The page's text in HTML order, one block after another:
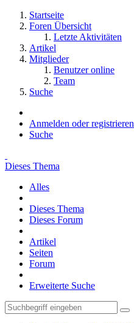
Startseite
Foren Übersicht
Letzte Aktivitäten
Artikel
Mitglieder
Benutzer online
Team
Suche
Anmelden oder registrieren
Suche
Dieses Thema
Alles
Dieses Thema
Dieses Forum
Artikel
Seiten
Forum
Erweiterte Suche